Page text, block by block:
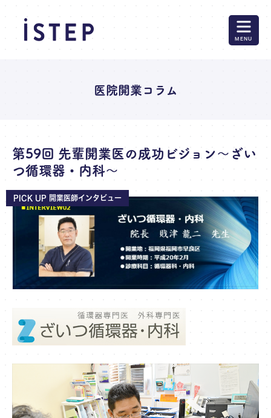
MENU
医院開業コラム
第59回 先輩開業医の成功ビジョン～ざい
つ循環器・内科～
PICK UP 開業医師インタビュー